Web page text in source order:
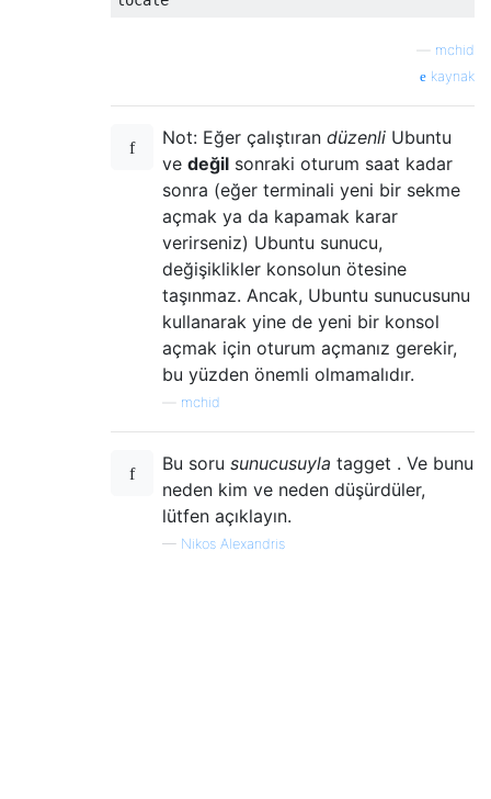
mchid
kaynak
Not: Eğer çalıştıran düzenli Ubuntu
ve değil sonraki oturum saat kadar
sonra (eğer terminali yeni bir sekme
açmak ya da kapamak karar
verirseniz) Ubuntu sunucu,
değişiklikler konsolun ötesine
taşınmaz. Ancak, Ubuntu sunucusunu
kullanarak yine de yeni bir konsol
açmak için oturum açmanız gerekir,
bu yüzden önemli olmamalıdır.
mchid
Bu soru sunucusuyla tagget . Ve bunu
neden kim ve neden düşürdüler,
lütfen açıklayın.
— Nikos Alexandris